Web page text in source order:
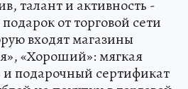
талант и активность -
от торговой сети
входят магазины
«Хороший»: мягкая
подарочный сертификат